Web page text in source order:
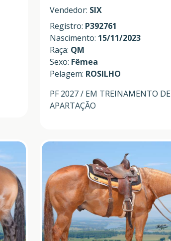
Vendedor: SIX
Registro: P392761
Nascimento: 15/11/2023
Raça: QM
Sexo: Fêmea
Pelagem: ROSILHO
PF 2027 / EM TREINAMENTO DE
APARTAÇÃO